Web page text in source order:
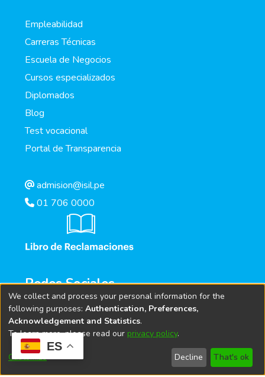
ES
Empleabilidad
Carreras Técnicas
Escuela de Negocios
Cursos especializados
Diplomados
Blog
Test vocacional
Portal de Transparencia
admision@isil.pe
01 706 0000
Redes Sociales
We collect and process your personal information for the
following purposes: Authentication, Preferences,
Acknowledgement and Statistics.
To learn more, please read our privacy policy.
Customize Decline That's ok